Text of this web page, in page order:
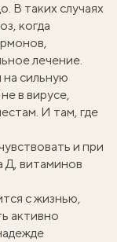
В таких случаях
когда
лечение.
сильную
в вирусе,
И там, где
и при
Д, витаминов
с жизнью,
активно